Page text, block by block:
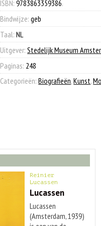
ISBN:9783863359386.
Bindwijze:geb
Taal:NL
Uitgever:Stedelijk Museum
Paginas: 248
Categorieën:Biografieën,Kunst,
Reinier
Lucassen
Lucassen
Lucassen
(Amsterdam, 1939)